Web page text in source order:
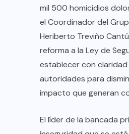
mil 500 homicidios
el Coordinador del
Heriberto Treviño
reforma a la Ley de
establecer con
autoridades para
impacto que generan
El líder de la bancada